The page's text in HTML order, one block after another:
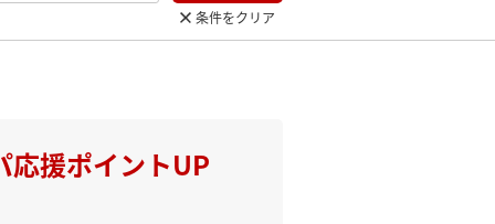
条件をクリア
応援ポイントUP